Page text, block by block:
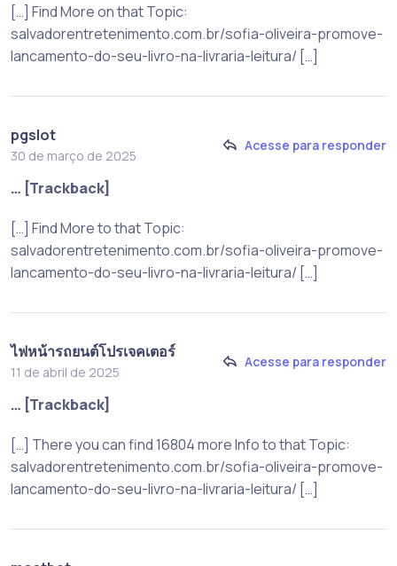
[…] Find More on that Topic:
salvadorentretenimento.com.br/sofia-oliveira-promove-
lancamento-do-seu-livro-na-livraria-leitura/ […]
pgslot
30 de março de 2025
Acesse para responder
… [Trackback]
[…] Find More to that Topic:
salvadorentretenimento.com.br/sofia-oliveira-promove-
lancamento-do-seu-livro-na-livraria-leitura/ […]
ไฟหน้ารถยนต์โปรเจคเตอร์
11 de abril de 2025
Acesse para responder
… [Trackback]
[…] There you can find 16804 more Info to that Topic:
salvadorentretenimento.com.br/sofia-oliveira-promove-
lancamento-do-seu-livro-na-livraria-leitura/ […]